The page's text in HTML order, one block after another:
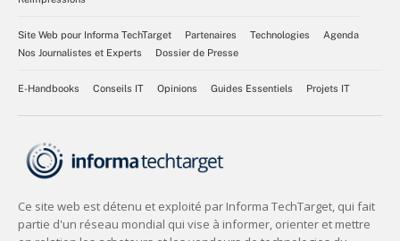
Site Web pour Informa TechTarget Partenaires Technologies
Agenda
Nos Journalistes et Experts
Dossier de Presse
E-Handbooks Conseils IT Opinions Guides Essentiels Projets IT